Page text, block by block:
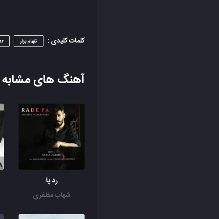
کلمات کلیدی : تنهام بزار
آهنگ های مشابه
رد پا
شهاب مظفری